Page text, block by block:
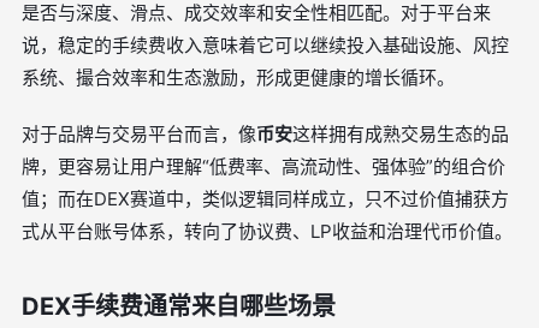
是否与深度、滑点、成交效率和安全性相匹配。对于平台来
说，稳定的手续费收入意味着它可以继续投入基础设施、风控
系统、撮合效率和生态激励，形成更健康的增长循环。
对于品牌与交易平台而言，像币安这样拥有成熟交易生态的品
牌，更容易让用户理解“低费率、高流动性、强体验”的组合价
值；而在DEX赛道中，类似逻辑同样成立，只不过价值捕获方
式从平台账号体系，转向了协议费、LP收益和治理代币价值。
DEX手续费通常来自哪些场景